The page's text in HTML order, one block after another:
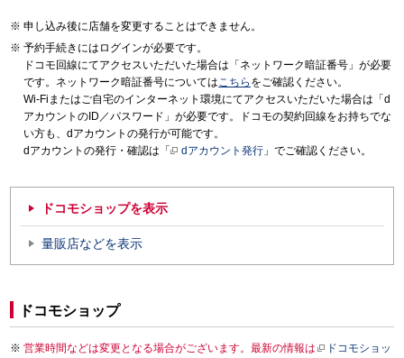
申し込み後に店舗を変更することはできません。
予約手続きにはログインが必要です。
ドコモ回線にてアクセスいただいた場合は「ネットワーク暗証番号」が必要
です。ネットワーク暗証番号についてはこちら をご確認ください。
Wi-Fiまたはご自宅のインターネット環境にてアクセスいただいた場合は「d
アカウントのID／パスワード」が必要です。ドコモの契約回線をお持ちでな
い方も、dアカウントの発行が可能です。
dアカウントの発行・確認は「
dアカウント発行 」でご確認ください。
ドコモショップを表示
量販店などを表示
ドコモショップ
営業時間などは変更となる場合がございます。最新の情報は
ドコモショッ